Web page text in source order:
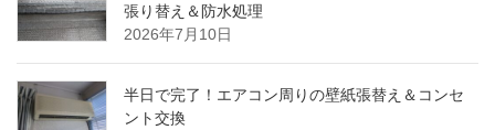
張り替え＆防水処理
2026年7月10日
半日で完了！エアコン周りの壁紙張替え＆コンセ
ント交換